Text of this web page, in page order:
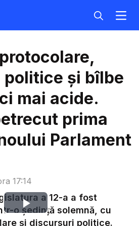
17:14
și bîlbe
mai acide.
prima
Parlament
Play
a 12-a a fost
o ședință solemnă, cu
și discursuri politice.